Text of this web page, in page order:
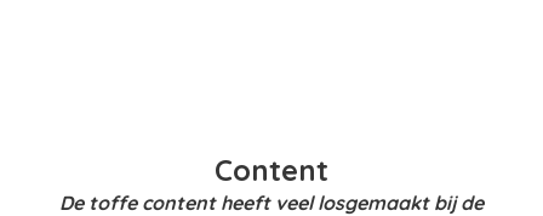
Content
De toffe content heeft veel losgemaakt bij de